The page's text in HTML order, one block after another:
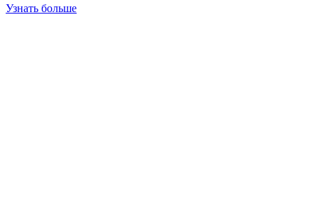
Узнать больше